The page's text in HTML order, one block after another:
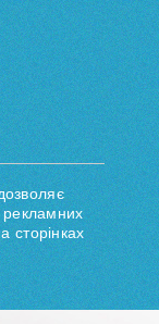
рекламних
сторінках